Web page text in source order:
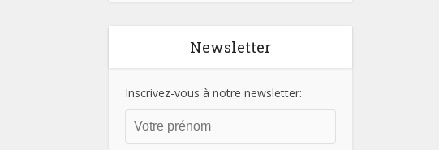
Newsletter
Inscrivez-vous à notre newsletter: